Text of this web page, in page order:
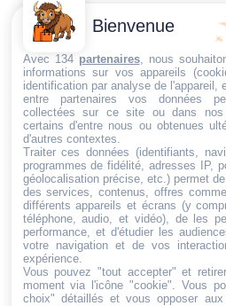
Conditions
générales
de vente
Politique de
cookies
Politique de
confidentialité
Mentions
légales
Conditions de
retour et de
remboursement
Droit de
rétractation
Contactez-
Nous
Email:
dt@sasbms.fr
Bienvenue
Avec 134 partenaires, nous
informations sur vos appareils
identification par analyse de l'appareil,
entre partenaires vos données
collectées sur ce site ou dans nos
certains d'entre nous ou obtenues
d'autres contextes.
Traiter ces données (identifiants,
programmes de fidélité, adresses IP,
géolocalisation précise, etc.) permet
des services, contenus, offres
différents appareils et écrans (y
téléphone, audio, et vidéo), de les
performance, et d'étudier les
votre navigation et de vos
expérience.
Vous pouvez "tout accepter" et
moment via l'icône "cookie" . Vous
choix" détaillés et vous opposer